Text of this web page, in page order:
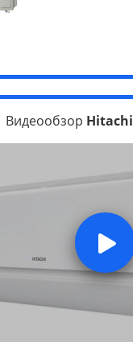
Видеообзор Hitachi